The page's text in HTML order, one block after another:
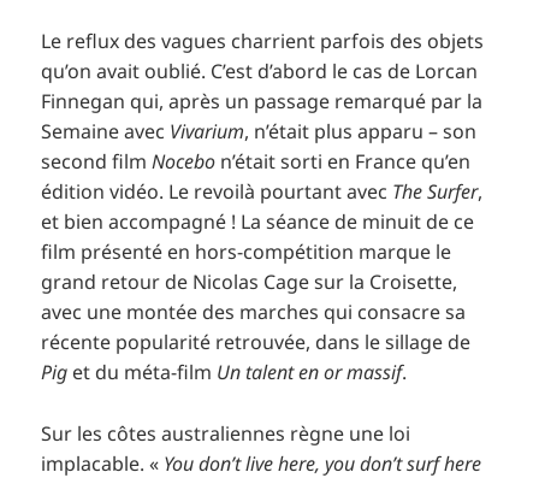
Le reflux des vagues charrient parfois des objets
qu’on avait oublié. C’est d’abord le cas de Lorcan
Finnegan qui, après un passage remarqué par la
Semaine avec Vivarium, n’était plus apparu – son
second filmNocebo n’était sorti en France qu’en
édition vidéo. Le revoilà pourtant avec The Surfer,
et bien accompagné ! La séance de minuit de ce
film présenté en hors-compétition marque le
grand retour de Nicolas Cage sur la Croisette,
avec une montée des marches qui consacre sa
récente popularité retrouvée, dans le sillage de
Pig et du méta-film Un talent en or massif.
Sur les côtes australiennes règne une loi
implacable. « You don’t live here, you don’t surf here